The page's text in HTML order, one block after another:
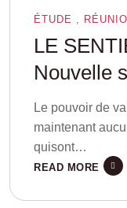
ÉTUDE ,
LE
Nouvelle
Mai2024
Le pouvoir de
maintenant
quisont…
READ MORE